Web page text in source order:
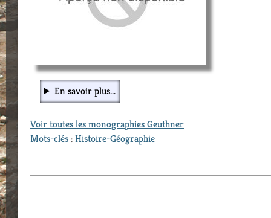
En savoir plus...
Voir toutes les monographies Geuthner
Mots-clés:Histoire-Géographie